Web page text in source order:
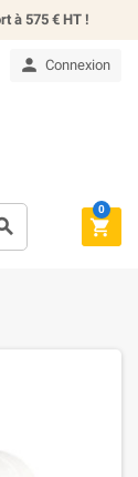
à 575 € HT !
 Connexion

0